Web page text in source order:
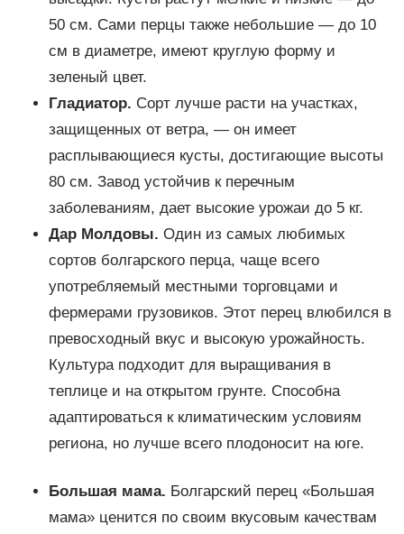
50 см. Сами перцы также небольшие — до 10
см в диаметре, имеют круглую форму и
зеленый цвет.
Гладиатор. Сорт лучше расти на участках,
защищенных от ветра, — он имеет
расплывающиеся кусты, достигающие высоты
80 см. Завод устойчив к перечным
заболеваниям, дает высокие урожаи до 5 кг.
Дар Молдовы. Один из самых любимых
сортов болгарского перца, чаще всего
употребляемый местными торговцами и
фермерами грузовиков. Этот перец влюбился в
превосходный вкус и высокую урожайность.
Культура подходит для выращивания в
теплице и на открытом грунте. Способна
адаптироваться к климатическим условиям
региона, но лучше всего плодоносит на юге.
Большая мама. Болгарский перец «Большая
мама» ценится по своим вкусовым качествам